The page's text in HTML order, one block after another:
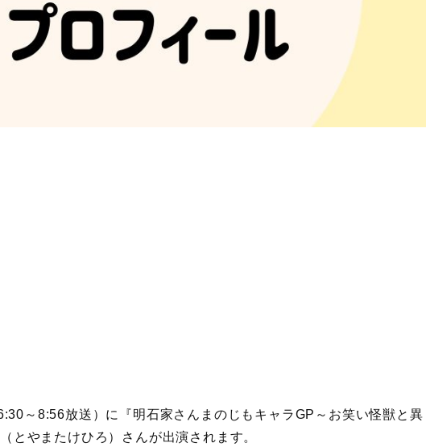
～8:56放送）に『明石家さんまのじもキャラGP～お笑い怪獣と異
とやまたけひろ）さんが出演されます。